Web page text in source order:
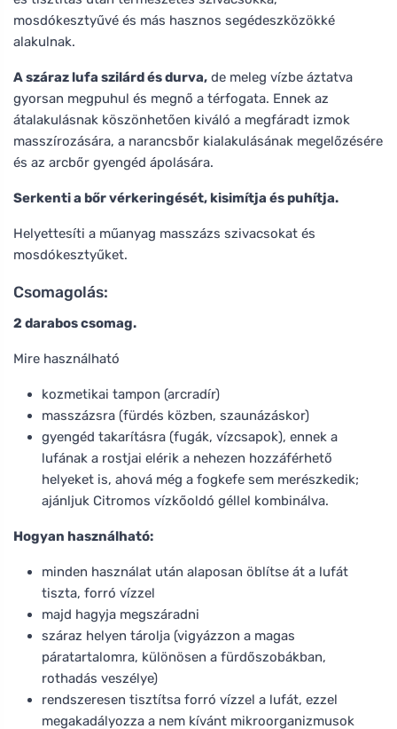
mosdókesztyűvé és más hasznos segédeszközökké
alakulnak.
A száraz lufa szilárd és durva, de meleg vízbe áztatva
gyorsan megpuhul és megnő a térfogata. Ennek az
átalakulásnak köszönhetően kiváló a megfáradt izmok
masszírozására, a narancsbőr kialakulásának megelőzésére
és az arcbőr gyengéd ápolására.
Serkenti a bőr vérkeringését, kisimítja és puhítja.
Helyettesíti a műanyag masszázs szivacsokat és
mosdókesztyűket.
Csomagolás:
2 darabos csomag.
Mire használható
kozmetikai tampon (arcradír)
masszázsra (fürdés közben, szaunázáskor)
gyengéd takarításra (fugák, vízcsapok), ennek a
lufának a rostjai elérik a nehezen hozzáférhető
helyeket is, ahová még a fogkefe sem merészkedik;
ajánljuk Citromos vízkőoldó géllel kombinálva.
Hogyan használható:
minden használat után alaposan öblítse át a lufát
tiszta, forró vízzel
majd hagyja megszáradni
száraz helyen tárolja (vigyázzon a magas
páratartalomra, különösen a fürdőszobákban,
rothadás veszélye)
rendszeresen tisztítsa forró vízzel a lufát, ezzel
megakadályozza a nem kívánt mikroorganizmusok